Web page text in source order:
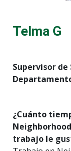
Telma G
Supervisor
¿Cuánto
trabajo le